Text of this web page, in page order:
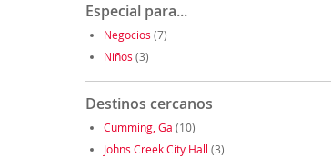
Especial para...
Negocios (7)
Niños (3)
Destinos cercanos
Cumming, Ga (10)
Johns Creek City Hall (3)